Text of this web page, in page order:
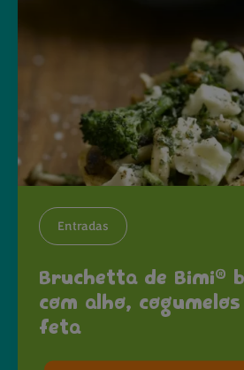
Entradas
Bruchetta de Bimi®
com alho,
feta